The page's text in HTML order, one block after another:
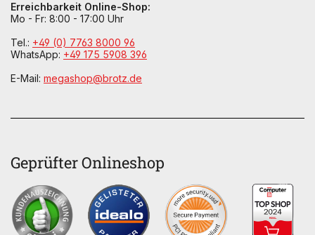
Erreichbarkeit Online-Shop:
Mo - Fr: 8:00 - 17:00 Uhr
Tel.: +49 (0) 7763 8000 96
WhatsApp: +49 175 5908 396
E-Mail: megashop@brotz.de
Geprüfter Onlineshop